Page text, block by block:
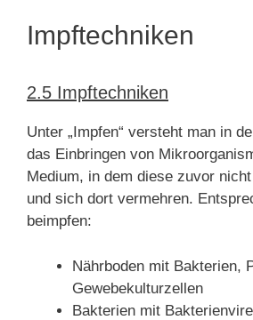
Impftechniken
2.5 Impftechniken
Unter „Impfen“ versteht man in
das Einbringen von
Medium, in dem diese zuvor
und sich dort vermehren.
beimpfen:
Nährboden mit Bakterien,
Gewebekulturzellen
Bakterien mit